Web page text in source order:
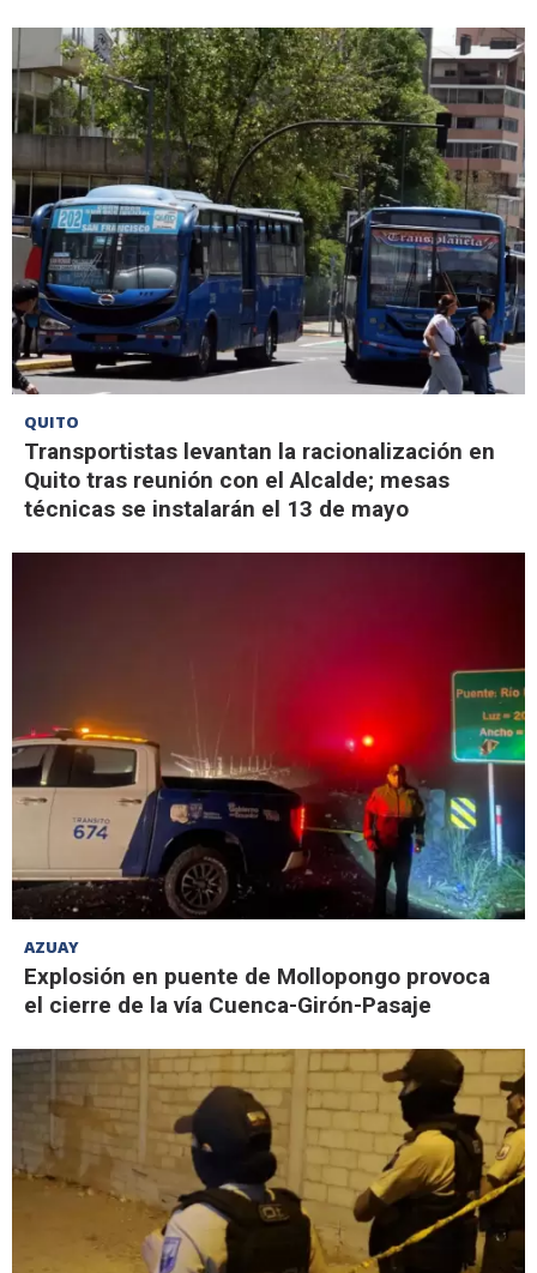
QUITO
Transportistas levantan la racionalización en
Quito tras reunión con el Alcalde; mesas
técnicas se instalarán el 13 de mayo
AZUAY
Explosión en puente de Mollopongo provoca
el cierre de la vía Cuenca-Girón-Pasaje